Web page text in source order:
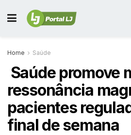
Home Saúde
Saúde promove
ressonância
pacientes
final de semana